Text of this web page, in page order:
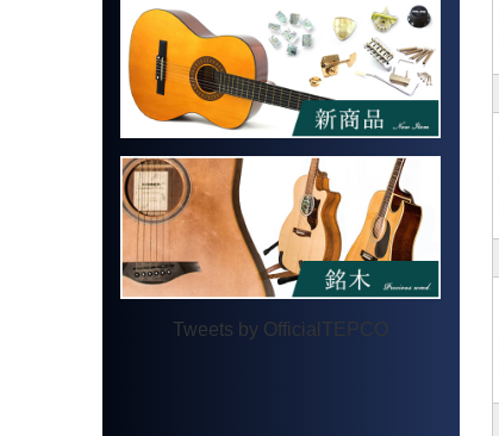
Tweets by OfficialTEPCO